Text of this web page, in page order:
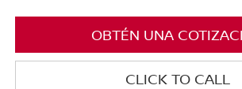
OBTÉN UNA
CLICK TO CALL